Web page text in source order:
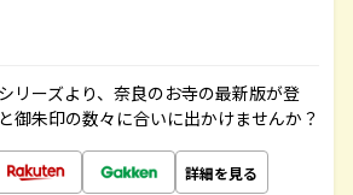
リーズより、奈良のお寺の最新版が登
御朱印の数々に合いに出かけませんか？
詳細を見る